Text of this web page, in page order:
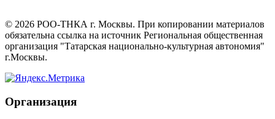
© 2026 РОО-ТНКА г. Москвы. При копировании материалов
обязательна ссылка на источник Региональная общественная
организация "Татарская национально-культурная автономия"
г.Москвы.
Организация